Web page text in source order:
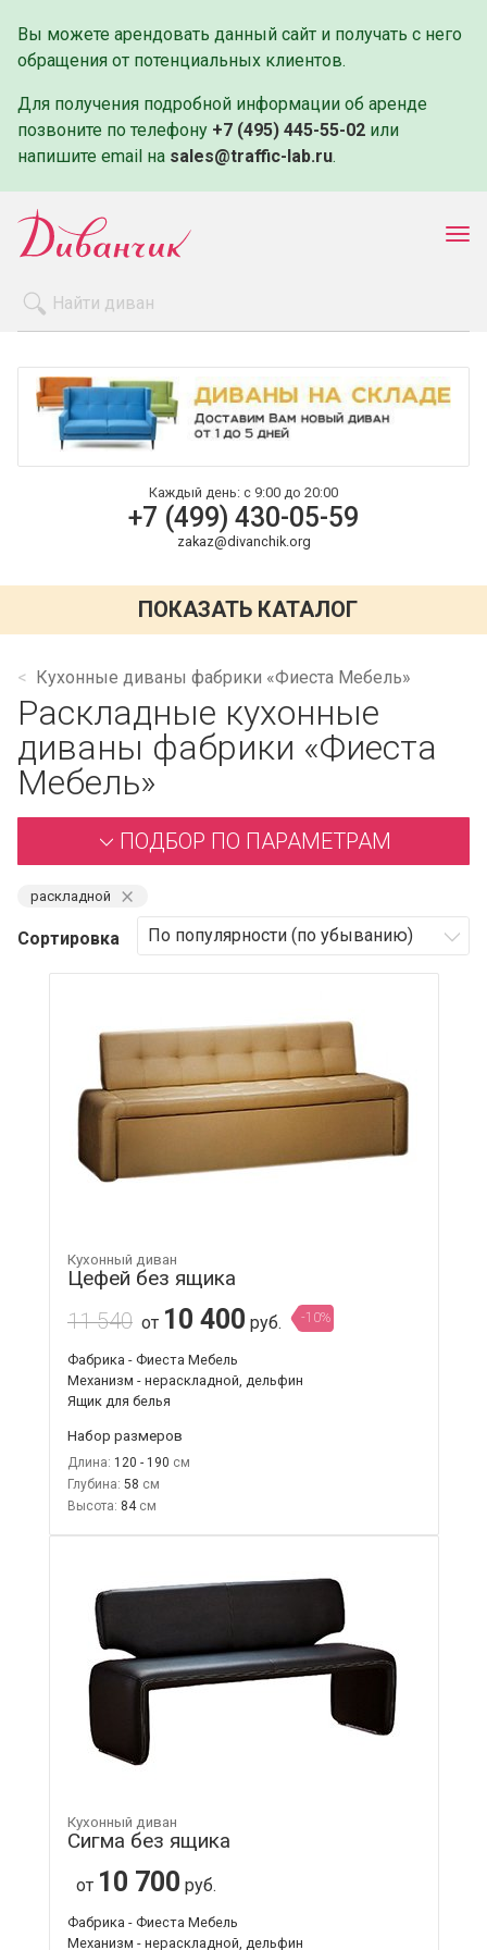
Вы можете арендовать данный сайт и получать с него
обращения от потенциальных клиентов.
Для получения подробной информации об аренде
позвоните по телефону +7 (495) 445-55-02 или
напишите email на sales@traffic-lab.ru.
Оплата и доставка
Контакты
Каждый день: с 9:00 до 20:00
+7 (499) 430-05-59
zakaz@divanchik.org
ПОКАЗАТЬ КАТАЛОГ
Кухонные диваны фабрики «Фиеста Мебель»
Раскладные кухонные
диваны фабрики «Фиеста
Мебель»
ПОДБОР ПО ПАРАМЕТРАМ
раскладной ⨯
Сортировка
Кухонный диван
Цефей без ящика
11 540 от 10 400 руб. -10%
Фабрика - Фиеста Мебель
Механизм - нераскладной, дельфин
Ящик для белья
Набор размеров
Длина: 120 - 190
Глубина: 58
Высота: 84
Кухонный диван
Сигма без ящика
от 10 700 руб.
Фабрика - Фиеста Мебель
Механизм - нераскладной, дельфин